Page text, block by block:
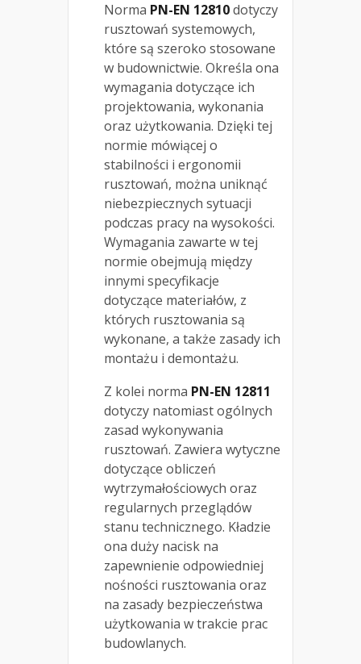
Norma PN-EN 12810dotyczy
rusztowań systemowych,
które są szeroko stosowane
w budownictwie. Określa ona
wymagania dotyczące ich
projektowania, wykonania
oraz użytkowania. Dzięki tej
normie mówiącej o
stabilności i ergonomii
rusztowań, można uniknąć
niebezpiecznych sytuacji
podczas pracy na wysokości.
Wymagania zawarte w tej
normie obejmują między
innymi specyfikacje
dotyczące materiałów, z
których rusztowania są
wykonane, a także zasady ich
montażu i demontażu.
Z kolei norma PN-EN 12811
dotyczy natomiast ogólnych
zasad wykonywania
rusztowań. Zawiera wytyczne
dotyczące obliczeń
wytrzymałościowych oraz
regularnych przeglądów
stanu technicznego. Kładzie
ona duży nacisk na
zapewnienie odpowiedniej
nośności rusztowania oraz
na zasady bezpieczeństwa
użytkowania w trakcie prac
budowlanych.